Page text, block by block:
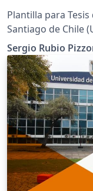
Plantilla para
Santiago de Chile
definidos por la
la página
de este template.
paquetes
http://
Sergio Rubio